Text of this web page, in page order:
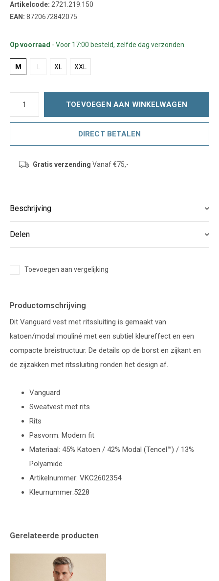
Artikelcode: 2721.219.150
EAN: 8720672842075
Op voorraad - Voor 17:00 besteld, zelfde dag verzonden.
M XL XXL
TOEVOEGEN AAN WINKELWAGEN
DIRECT BETALEN
Gratis verzending Vanaf €75,-
Beschrijving
Delen
Toevoegen aan vergelijking
Productomschrijving
Dit Vanguard vest met ritssluiting is gemaakt van
katoen/modal mouliné met een subtiel kleureffect en een
compacte breistructuur. De details op de borst en zijkant en
de zijzakken met ritssluiting ronden het design af.
Vanguard
Sweatvest met rits
Rits
Pasvorm: Modern fit
Materiaal: 45% Katoen / 42% Modal (Tencel™) / 13%
Polyamide
Artikelnummer: VKC2602354
Kleurnummer:5228
Gerelateerde producten